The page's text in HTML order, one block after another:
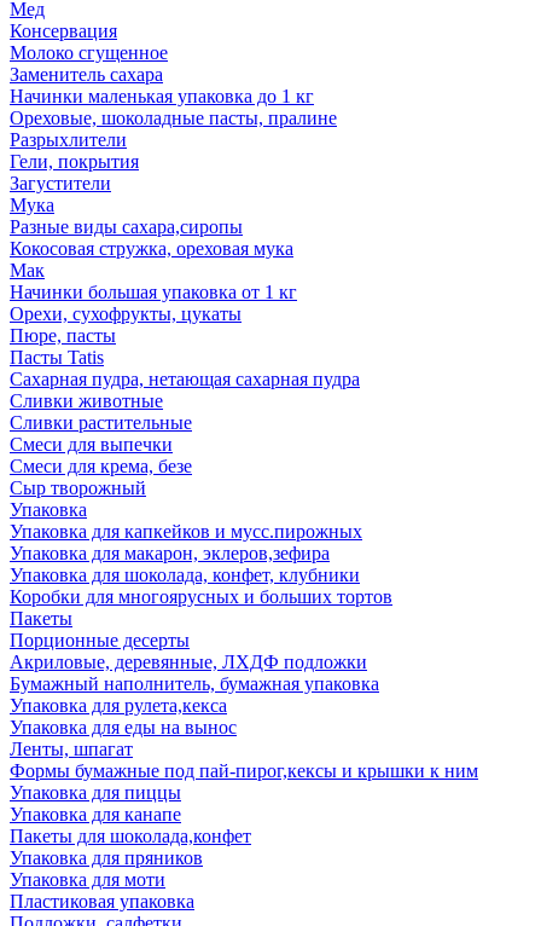
Мед
Консервация
Молоко сгущенное
Заменитель сахара
Начинки маленькая упаковка до 1 кг
Ореховые, шоколадные пасты, пралине
Разрыхлители
Гели, покрытия
Загустители
Мука
Разные виды сахара,сиропы
Кокосовая стружка, ореховая мука
Мак
Начинки большая упаковка от 1 кг
Орехи, сухофрукты, цукаты
Пюре, пасты
Пасты Tatis
Сахарная пудра, нетающая сахарная пудра
Сливки животные
Сливки растительные
Смеси для выпечки
Смеси для крема, безе
Сыр творожный
Упаковка
Упаковка для капкейков и мусс.пирожных
Упаковка для макарон, эклеров,зефира
Упаковка для шоколада, конфет, клубники
Коробки для многоярусных и больших тортов
Пакеты
Порционные десерты
Акриловые, деревянные, ЛХДФ подложки
Бумажный наполнитель, бумажная упаковка
Упаковка для рулета,кекса
Упаковка для еды на вынос
Ленты, шпагат
Формы бумажные под пай-пирог,кексы и крышки к ним
Упаковка для пиццы
Упаковка для канапе
Пакеты для шоколада,конфет
Упаковка для пряников
Упаковка для моти
Пластиковая упаковка